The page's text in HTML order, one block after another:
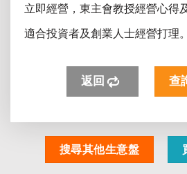
立即經營，東主會教授經營心得
適合投資者及創業人士經營打理。
返回 查
搜尋其他生意盤